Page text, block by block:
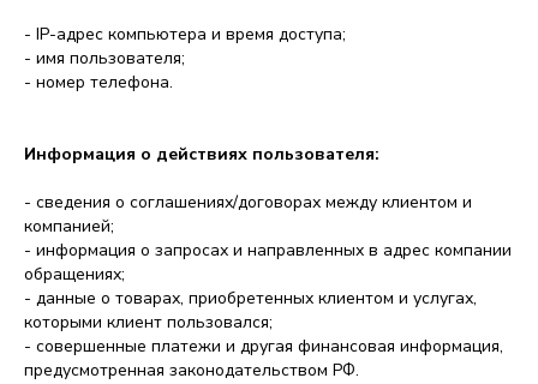
- IP-адрес компьютера и время доступа;
- имя пользователя;
- номер телефона.
Информация о действиях пользователя:
- сведения о соглашениях/договорах между клиентом и
компанией;
- информация о запросах и направленных в адрес компании
обращениях;
- данные о товарах, приобретенных клиентом и услугах,
которыми клиент пользовался;
- совершенные платежи и другая финансовая информация,
предусмотренная законодательством РФ.